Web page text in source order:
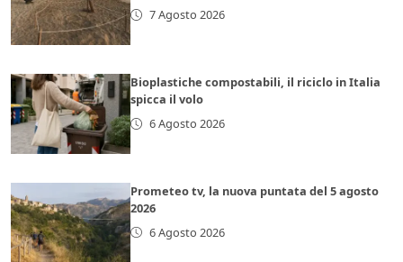
7 Agosto 2026
Bioplastiche compostabili, il riciclo in Italia
spicca il volo
6 Agosto 2026
Prometeo tv, la nuova puntata del 5 agosto
2026
6 Agosto 2026